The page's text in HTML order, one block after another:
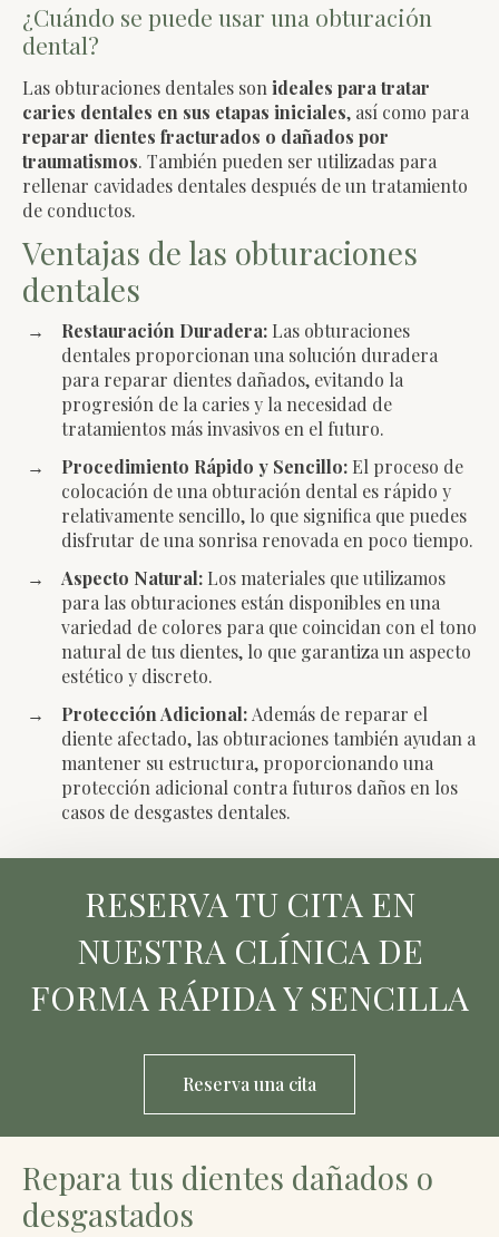
¿Cuándo se puede usar una obturación
dental?
Las obturaciones dentales son ideales para tratar
caries dentales en sus etapas iniciales, así como para
reparar dientes fracturados o dañados por
traumatismos. También pueden ser utilizadas para
rellenar cavidades dentales después de un tratamiento
de conductos.
Ventajas de las obturaciones
dentales
Restauración Duradera: Las obturaciones
dentales proporcionan una solución duradera
para reparar dientes dañados, evitando la
progresión de la caries y la necesidad de
tratamientos más invasivos en el futuro.
Procedimiento Rápido y Sencillo: El proceso de
colocación de una obturación dental es rápido y
relativamente sencillo, lo que significa que puedes
disfrutar de una sonrisa renovada en poco tiempo.
Aspecto Natural: Los materiales que utilizamos
para las obturaciones están disponibles en una
variedad de colores para que coincidan con el tono
natural de tus dientes, lo que garantiza un aspecto
estético y discreto.
Protección Adicional: Además de reparar el
diente afectado, las obturaciones también ayudan a
mantener su estructura, proporcionando una
protección adicional contra futuros daños en los
casos de desgastes dentales.
RESERVA TU CITA EN
NUESTRA CLÍNICA DE
FORMA RÁPIDA Y SENCILLA
Reserva una cita
Repara tus dientes dañados o
desgastados